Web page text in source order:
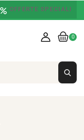
OFFERTE SPECIALI
0